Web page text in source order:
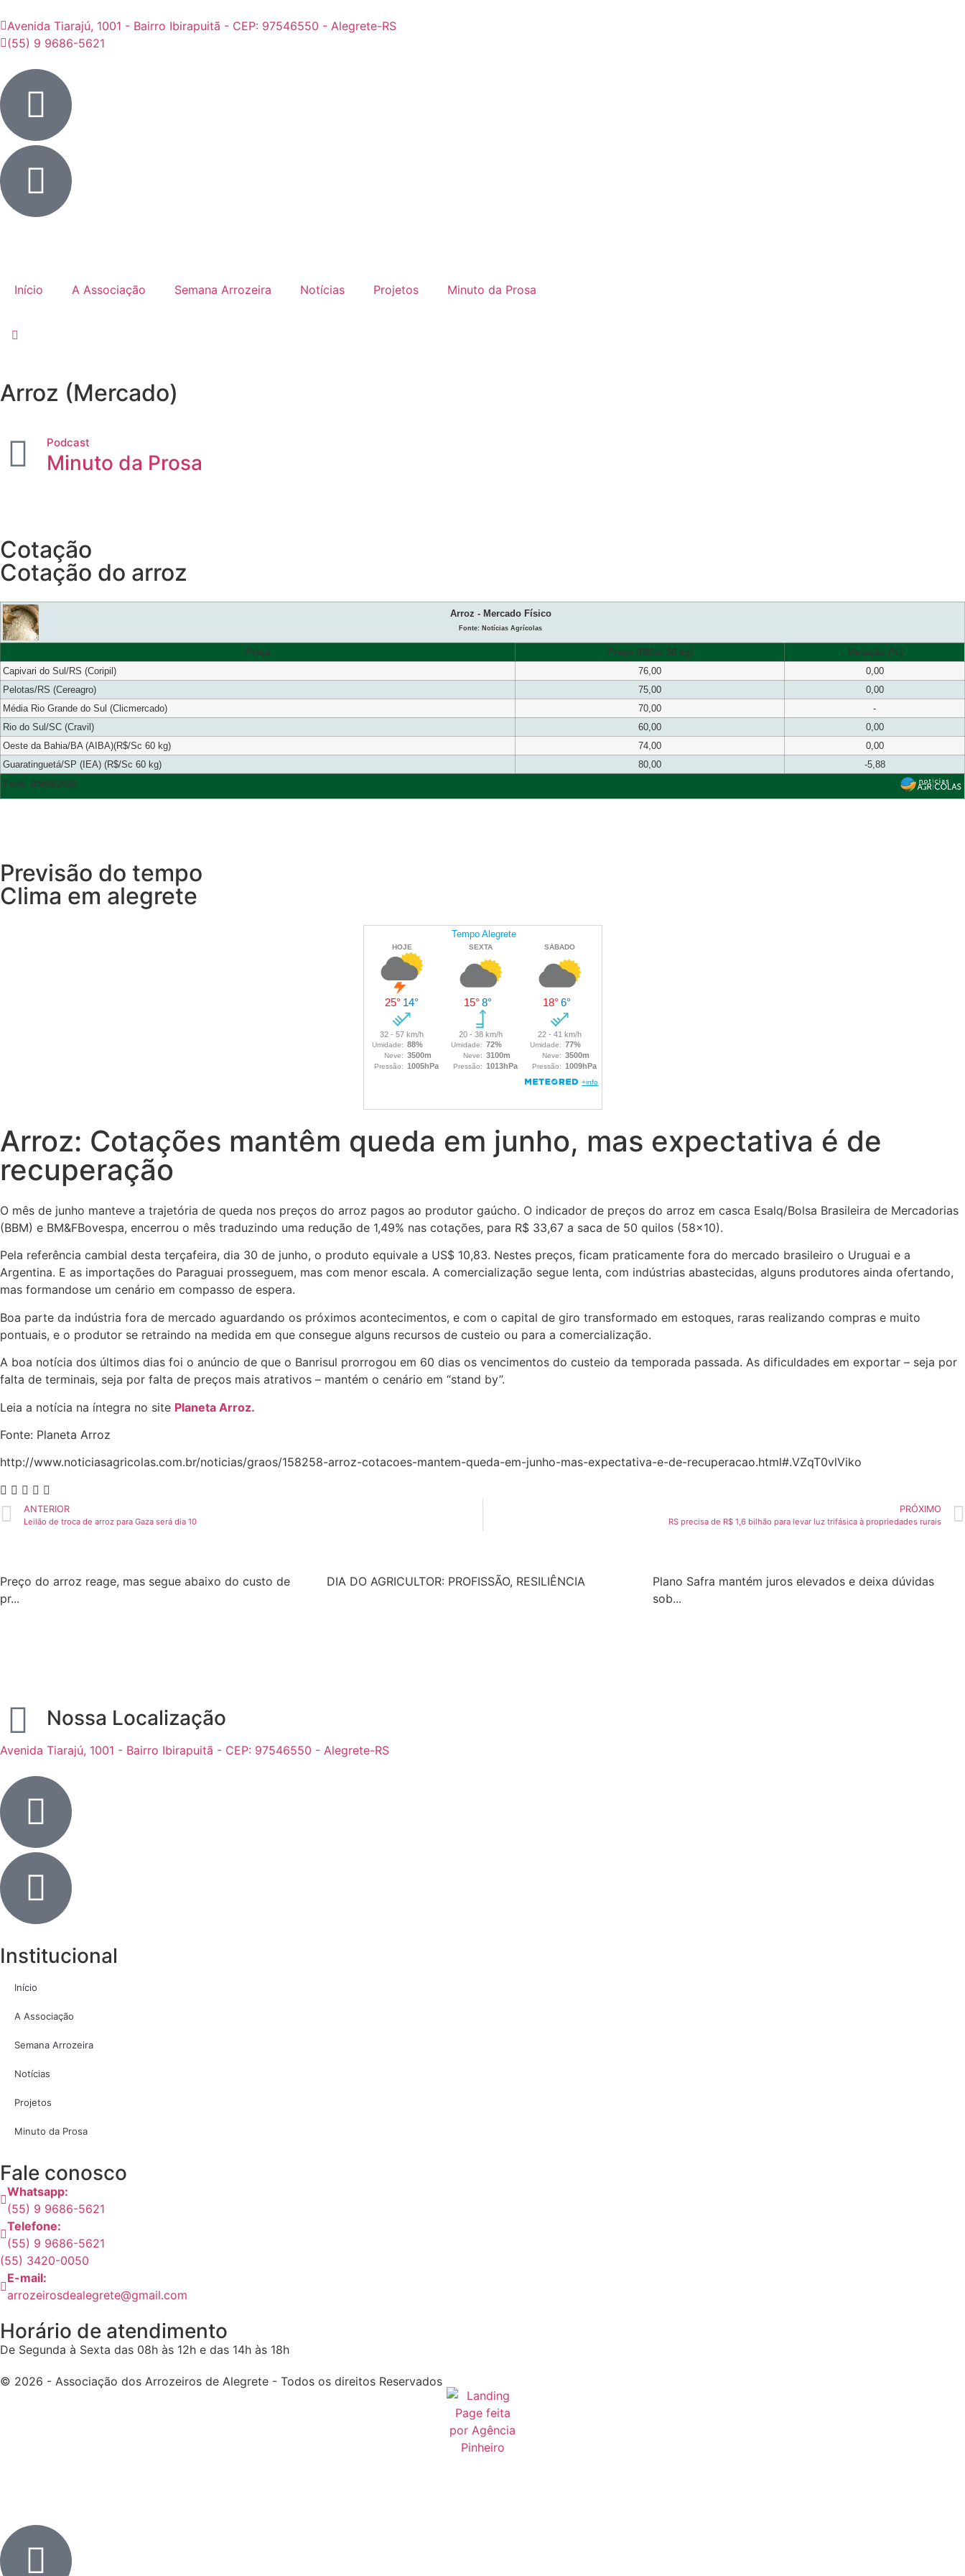
Avenida Tiarajú, 1001 - Bairro Ibirapuitã - CEP: 97546550 - Alegrete-RS
(55) 9 9686-5621
Início A Associação Semana Arrozeira Notícias Projetos Minuto da Prosa
Arroz (Mercado)
Podcast
Minuto da Prosa
Cotação
Cotação do arroz
Arroz - Mercado Físico
Fonte: Notícias Agrícolas
Praça Preço (R$/sc 50 kg)
Variação (%)
Capivari do Sul/RS (Coripil)
76,00
0,00
Pelotas/RS (Cereagro)
75,00
0,00
Média Rio Grande do Sul (Clicmercado)
70,00
-
Rio do Sul/SC (Cravil)
60,00
0,00
Oeste da Bahia/BA (AIBA)(R$/Sc 60 kg)
74,00
0,00
Guaratinguetá/SP (IEA) (R$/Sc 60 kg)
80,00
-5,88
Fech. 05/08/2026
Previsão do tempo
Clima em alegrete
Arroz: Cotações mantêm queda em junho, mas expectativa é de
recuperação
O mês de junho manteve a trajetória de queda nos preços do arroz pagos ao produtor gaúcho. O indicador de preços do arroz em casca Esalq/Bolsa Brasileira de Mercadorias
(BBM) e BM&F­Bovespa, encerrou o mês traduzindo uma redução de 1,49% nas cotações, para R$ 33,67 a saca de 50 quilos (58×10).
Pela referência cambial desta terça­feira, dia 30 de junho, o produto equivale a US$ 10,83. Nestes preços, ficam praticamente fora do mercado brasileiro o Uruguai e a
Argentina. E as importações do Paraguai prosseguem, mas com menor escala. A comercialização segue lenta, com indústrias abastecidas, alguns produtores ainda ofertando,
mas formando­se um cenário em compasso de espera.
Boa parte da indústria fora de mercado aguardando os próximos acontecimentos, e com o capital de giro transformado em estoques, raras realizando compras e muito
pontuais, e o produtor se retraindo na medida em que consegue alguns recursos de custeio ou para a comercialização.
A boa notícia dos últimos dias foi o anúncio de que o Banrisul prorrogou em 60 dias os vencimentos do custeio da temporada passada. As dificuldades em exportar – seja por
falta de terminais, seja por falta de preços mais atrativos – mantém o cenário em “stand by”.
Leia a notícia na íntegra no site Planeta Arroz.
Fonte: Planeta Arroz
http://www.noticiasagricolas.com.br/noticias/graos/158258-arroz-cotacoes-mantem-queda-em-junho-mas-expectativa-e-de-recuperacao.html#.VZqT0vlViko
ANTERIOR
Leilão de troca de arroz para Gaza será dia 10
PRÓXIMO
RS precisa de R$ 1,6 bilhão para levar luz trifásica à propriedades rurais
Preço do arroz reage, mas segue abaixo do custo de
pr...
DIA DO AGRICULTOR: PROFISSÃO, RESILIÊNCIA
Plano Safra mantém juros elevados e deixa dúvidas
sob...
Nossa Localização
Avenida Tiarajú, 1001 - Bairro Ibirapuitã - CEP: 97546550 - Alegrete-RS
Institucional
Início
A Associação
Semana Arrozeira
Notícias
Projetos
Minuto da Prosa
Fale conosco
Whatsapp:
(55) 9 9686-5621
Telefone:
(55) 9 9686-5621
(55) 3420-0050
E-mail:
arrozeirosdealegrete@gmail.com
Horário de atendimento
De Segunda à Sexta das 08h às 12h e das 14h às 18h
© 2026 - Associação dos Arrozeiros de Alegrete - Todos os direitos Reservados